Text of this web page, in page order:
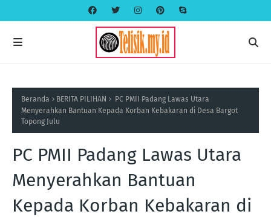
Beranda BERITA PILIHAN
PC PMII Padang Lawas Utara
Menyerahkan Bantuan Kepada Korban Kebakaran di Desa Bargot
Topong Julu
PC PMII Padang Lawas Utara
Menyerahkan Bantuan
Kepada Korban Kebakaran di